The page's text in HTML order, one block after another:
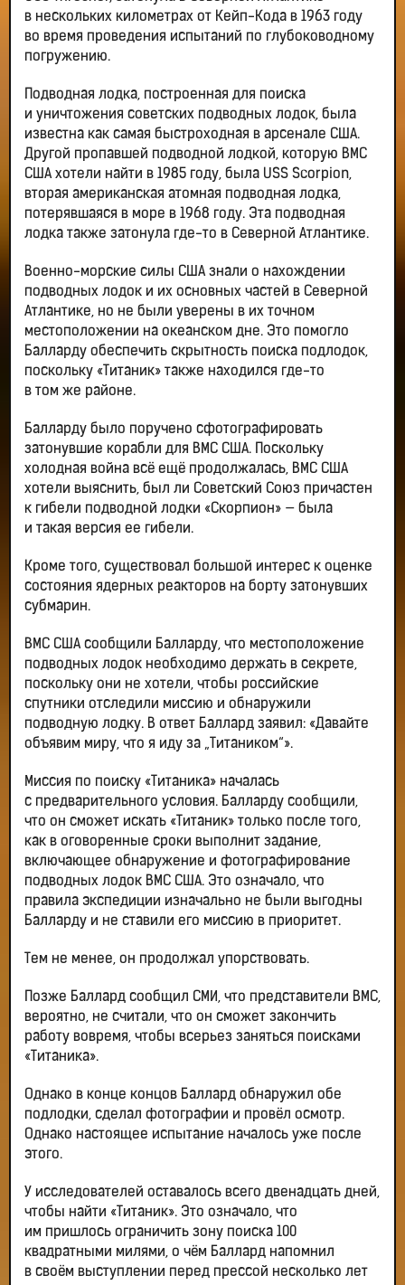
в нескольких километрах от Кейп-Кода в 1963 году
во время проведения испытаний по глубоководному
погружению.
Подводная лодка, построенная для поиска
и уничтожения советских подводных лодок, была
известна как самая быстроходная в арсенале США.
Другой пропавшей подводной лодкой, которую ВМС
США хотели найти в 1985 году, была USS Scorpion,
вторая американская атомная подводная лодка,
потерявшаяся в море в 1968 году. Эта подводная
лодка также затонула где-то в Северной Атлантике.
Военно-морские силы США знали о нахождении
подводных лодок и их основных частей в Северной
Атлантике, но не были уверены в их точном
местоположении на океанском дне. Это помогло
Балларду обеспечить скрытность поиска подлодок,
поскольку «Титаник» также находился где-то
в том же районе.
Балларду было поручено сфотографировать
затонувшие корабли для ВМС США. Поскольку
холодная война всё ещё продолжалась, ВМС США
хотели выяснить, был ли Советский Союз причастен
к гибели подводной лодки «Скорпион» — была
и такая версия ее гибели.
Кроме того, существовал большой интерес к оценке
состояния ядерных реакторов на борту затонувших
субмарин.
ВМС США сообщили Балларду, что местоположение
подводных лодок необходимо держать в секрете,
поскольку они не хотели, чтобы российские
спутники отследили миссию и обнаружили
подводную лодку. В ответ Баллард заявил: «Давайте
объявим миру, что я иду за „Титаником“».
Миссия по поиску «Титаника» началась
с предварительного условия. Балларду сообщили,
что он сможет искать «Титаник» только после того,
как в оговоренные сроки выполнит задание,
включающее обнаружение и фотографирование
подводных лодок ВМС США. Это означало, что
правила экспедиции изначально не были выгодны
Балларду и не ставили его миссию в приоритет.
Тем не менее, он продолжал упорствовать.
Позже Баллард сообщил СМИ, что представители ВМС,
вероятно, не считали, что он сможет закончить
работу вовремя, чтобы всерьез заняться поисками
«Титаника».
Однако в конце концов Баллард обнаружил обе
подлодки, сделал фотографии и провёл осмотр.
Однако настоящее испытание началось уже после
этого.
У исследователей оставалось всего двенадцать дней,
чтобы найти «Титаник». Это означало, что
им пришлось ограничить зону поиска 100
квадратными милями, о чём Баллард напомнил
в своём выступлении перед прессой несколько лет